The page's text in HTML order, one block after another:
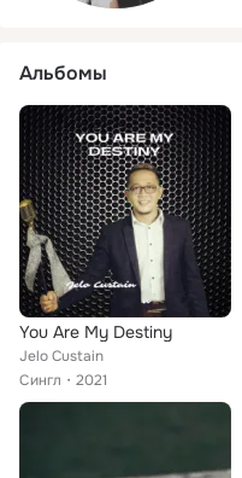
Альбомы
You Are My Destiny
Jelo Custain
Сингл
2021